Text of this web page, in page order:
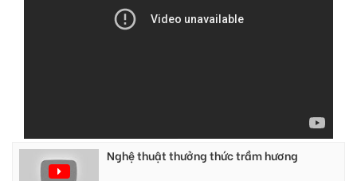
Nghệ thuật thưởng thức trầm hương